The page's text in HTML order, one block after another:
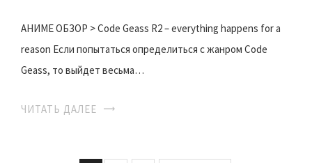
АНИМЕ ОБЗОР > Code Geass R2 – everything happens for a
reason Если попытаться определиться с жанром Code
Geass, то выйдет весьма…
ЧИТАТЬ ДАЛЕЕ